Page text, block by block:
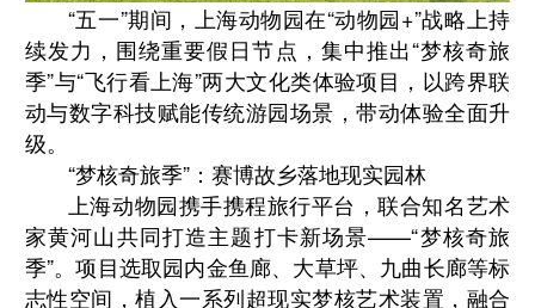
“五一”期间，上海动物园在“动物园+”战略上持
续发力，围绕重要假日节点，集中推出“梦核奇旅
季”与“飞行看上海”两大文化类体验项目，以跨界联
动与数字科技赋能传统游园场景，带动体验全面升
级。
“梦核奇旅季”：赛博故乡落地现实园林
上海动物园携手携程旅行平台，联合知名艺术
家黄河山共同打造主题打卡新场景——“梦核奇旅
季”。项目选取园内金鱼廊、大草坪、九曲长廊等标
志性空间，植入一系列超现实梦核艺术装置，融合